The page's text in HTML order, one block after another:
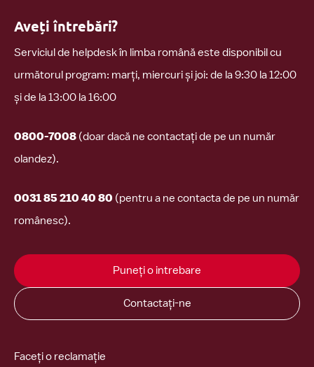
Aveți întrebări?
Serviciul de helpdesk în limba română este disponibil cu
următorul program: marți, miercuri și joi: de la 9:30 la 12:00
și de la 13:00 la 16:00
0800-7008 (doar dacă ne contactați de pe un număr
olandez).
0031 85 210 40 80 (pentru a ne contacta de pe un număr
românesc).
Puneți o intrebare
Contactați-ne
Faceți o reclamație